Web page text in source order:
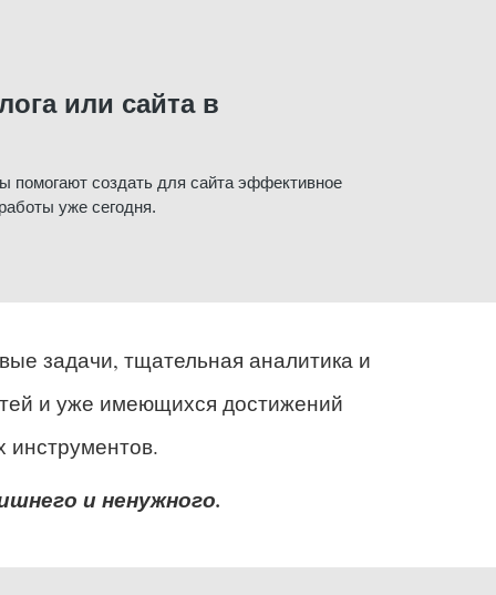
или сайта в
помогают создать для сайта эффективное
уже сегодня.
задачи, тщательная аналитика и
и уже имеющихся достижений
и ненужного.